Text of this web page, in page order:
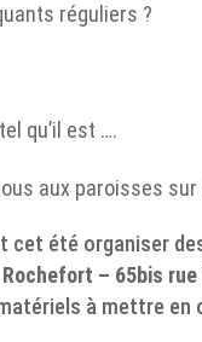
réguliers ?
qu’il est ….
aux paroisses
cet été organiser
Rochefort – 65bis
à mettre en